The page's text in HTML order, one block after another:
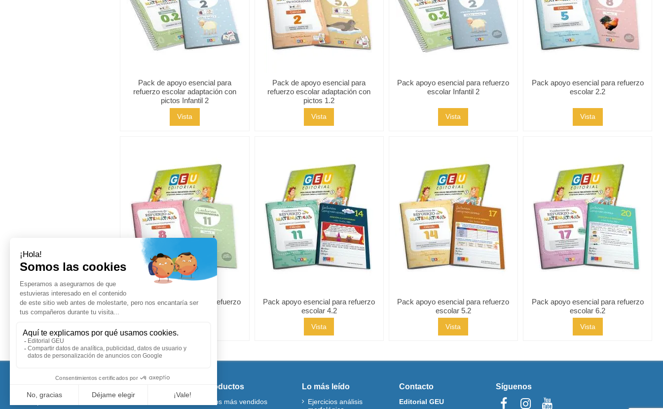
Pack de apoyo esencial para
refuerzo escolar adaptación con
pictos Infantil 2
Vista
Pack de apoyo esencial para
refuerzo escolar adaptación con
pictos 1.2
Vista
Pack apoyo esencial para refuerzo
escolar Infantil 2
Vista
Pack apoyo esencial para refuerzo
escolar 2.2
Vista
Pack apoyo esencial para refuerzo
Pack apoyo esencial para refuerzo
escolar 4.2
Vista
Pack apoyo esencial para refuerzo
escolar 5.2
Vista
Pack apoyo esencial para refuerzo
escolar 6.2
Vista
Productos
Los más vendidos
Lo más leído
Ejercicios análisis
Contacto
Editorial GEU
Síguenos